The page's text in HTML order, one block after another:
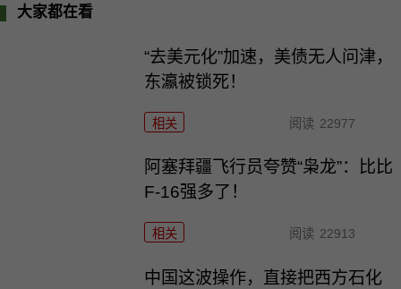
大家都在看
“去美元化”加速，美债无人问津，
东瀛被锁死！
相关 阅读 22977
阿塞拜疆飞行员夸赞“枭龙”：比比
F-16强多了！
相关 阅读 22913
中国这波操作，直接把西方石化